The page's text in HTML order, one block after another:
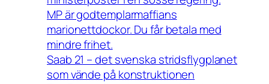
MP är godtemplarmaffians
marionettdockor. Du får betala med
mindre frihet.
Saab 21 – det svenska stridsflygplanet
som vände på konstruktionen